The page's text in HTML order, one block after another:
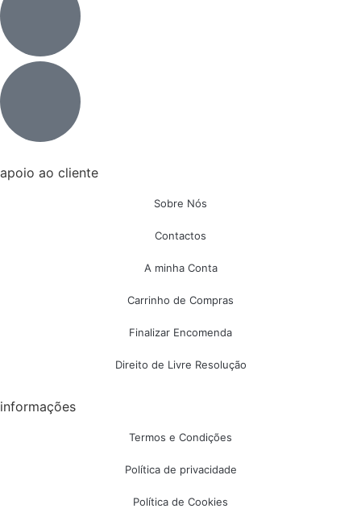
apoio ao cliente
Sobre Nós
Contactos
A minha Conta
Carrinho de Compras
Finalizar Encomenda
Direito de Livre Resolução
informações
Termos e Condições
Política de privacidade
Política de Cookies